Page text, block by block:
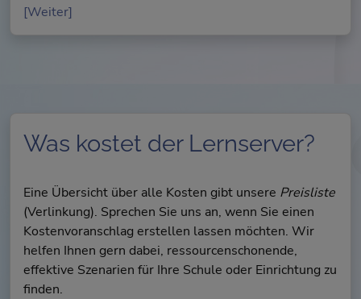
[Weiter]
Was kostet der Lernserver?
Eine Übersicht über alle Kosten gibt unsere Preisliste
(Verlinkung). Sprechen Sie uns an, wenn Sie einen
Kostenvoranschlag erstellen lassen möchten. Wir
helfen Ihnen gern dabei, ressourcenschonende,
effektive Szenarien für Ihre Schule oder Einrichtung zu
finden.